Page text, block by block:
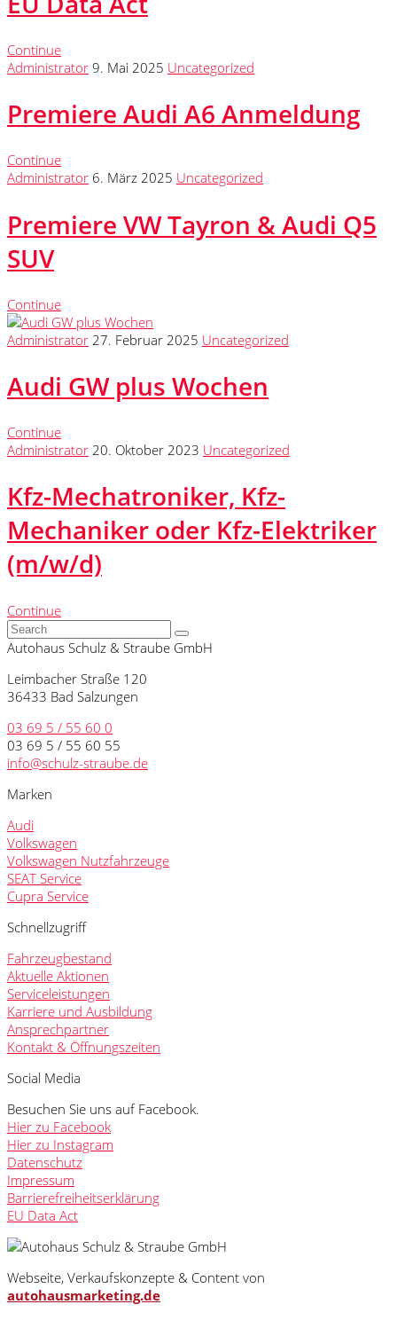
Continue
Administrator 9. Mai 2025 Uncategorized
Premiere Audi A6 Anmeldung
Continue
Administrator 6. März 2025 Uncategorized
Premiere VW Tayron & Audi Q5
SUV
Continue
Administrator 27. Februar 2025 Uncategorized
Audi GW plus Wochen
Continue
Administrator 20. Oktober 2023 Uncategorized
Kfz-Mechatroniker, Kfz-
Mechaniker oder Kfz-Elektriker
(m/w/d)
Continue
Autohaus Schulz & Straube GmbH
Leimbacher Straße 120
36433 Bad Salzungen
03 69 5 / 55 60 0
03 69 5 / 55 60 55
info@schulz-straube.de
Marken
Audi
Volkswagen
Volkswagen Nutzfahrzeuge
SEAT Service
Cupra Service
Schnellzugriff
Fahrzeugbestand
Aktuelle Aktionen
Serviceleistungen
Karriere und Ausbildung
Ansprechpartner
Kontakt & Öffnungszeiten
Social Media
Besuchen Sie uns auf Facebook.
Hier zu Facebook
Hier zu Instagram
Datenschutz
Impressum
Barrierefreiheitserklärung
EU Data Act
Webseite, Verkaufskonzepte & Content von
autohausmarketing.de